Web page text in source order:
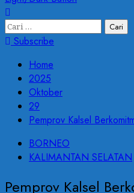
Cari
untuk:
Subscribe
Home
2025
Oktober
29
Pemprov Kalsel
BORNEO
KALIMANTAN SELATAN
Pemprov Kalsel